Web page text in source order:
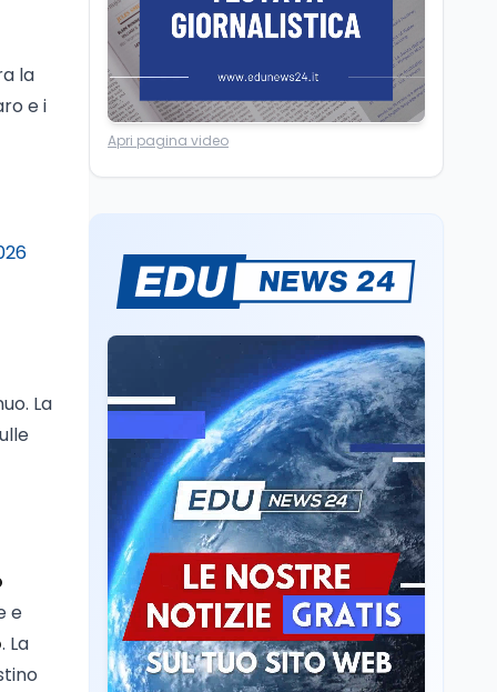
la
e i
La
e
. La
Franca Ghitti a Santa
Giulia: il quarto capitolo
Scuola7 ago
“Noi siamo le Scuole”:
Miniato, STEM a Lerici
Sparatoria a Bangkok:
studente 14enne uccide
5 insegnanti e i nonni
Editoriali 7 ago
Camere in ferie,
riapertura il 9
settembre tra legge
elettorale e Rai. La
premier Meloni attesa a
Bari il 4 settembre per
celebrare il governo più
longevo dell’Italia
repubblicana
Cultura7 ago
Ravenna, il settembre
dantesco nel 705°
anniversario della morte
del Sommo Poeta
Cultura 7 ago
Franca Ghitti a Santa
Giulia: il quarto capitolo
dei Palcoscenici
Apri pagina video